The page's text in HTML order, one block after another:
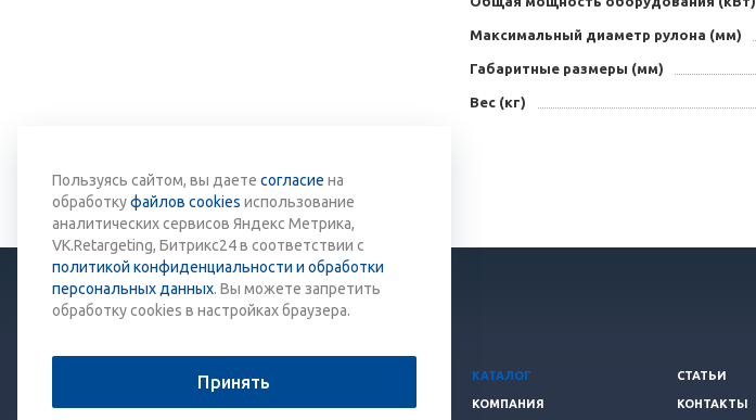
Максимальный диаметр рулона (мм)
Габаритные размеры (мм)
Вес (кг)
Вернуться к списку
© 2026 Все права защищены.
КАТАЛОГ СТАТЬИ
КОМПАНИЯ КОНТАКТЫ
Пользуясь сайтом, вы даете согласие на
обработкуфайлов cookies использование
аналитических сервисов Яндекс Метрика,
VK.Retargeting, Битрикс24 в соответствии с
политикой конфиденциальности и обработки
персональных данных. Вы можете запретить
обработку cookies в настройках браузера.
Принять